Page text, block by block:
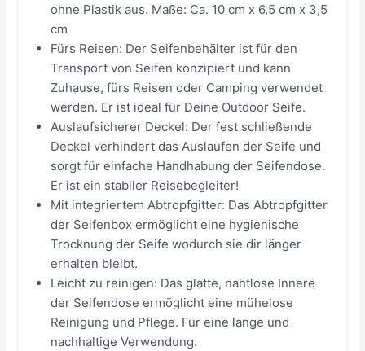
ohne Plastik aus. Maße: Ca. 10 cm x 6,5 cm x 3,5
cm
Fürs Reisen: Der Seifenbehälter ist für den
Transport von Seifen konzipiert und kann
Zuhause, fürs Reisen oder Camping verwendet
werden. Er ist ideal für Deine Outdoor Seife.
Auslaufsicherer Deckel: Der fest schließende
Deckel verhindert das Auslaufen der Seife und
sorgt für einfache Handhabung der Seifendose.
Er ist ein stabiler Reisebegleiter!
Mit integriertem Abtropfgitter: Das Abtropfgitter
der Seifenbox ermöglicht eine hygienische
Trocknung der Seife wodurch sie dir länger
erhalten bleibt.
Leicht zu reinigen: Das glatte, nahtlose Innere
der Seifendose ermöglicht eine mühelose
Reinigung und Pflege. Für eine lange und
nachhaltige Verwendung.